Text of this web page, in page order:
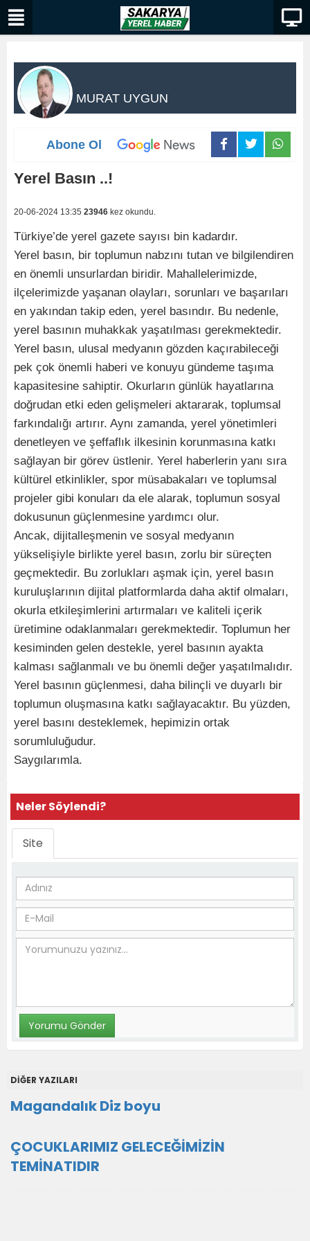
MURAT UYGUN
Abone Ol
Yerel Basın ..!
20-06-2024 13:35 23946 kez okundu.
Türkiye’de yerel gazete sayısı bin kadardır.
Yerel basın, bir toplumun nabzını tutan ve bilgilendiren
en önemli unsurlardan biridir. Mahallelerimizde,
ilçelerimizde yaşanan olayları, sorunları ve başarıları
en yakından takip eden, yerel basındır. Bu nedenle,
yerel basının muhakkak yaşatılması gerekmektedir.
Yerel basın, ulusal medyanın gözden kaçırabileceği
pek çok önemli haberi ve konuyu gündeme taşıma
kapasitesine sahiptir. Okurların günlük hayatlarına
doğrudan etki eden gelişmeleri aktararak, toplumsal
farkındalığı artırır. Aynı zamanda, yerel yönetimleri
denetleyen ve şeffaflık ilkesinin korunmasına katkı
sağlayan bir görev üstlenir. Yerel haberlerin yanı sıra
kültürel etkinlikler, spor müsabakaları ve toplumsal
projeler gibi konuları da ele alarak, toplumun sosyal
dokusunun güçlenmesine yardımcı olur.
Ancak, dijitalleşmenin ve sosyal medyanın
yükselişiyle birlikte yerel basın, zorlu bir süreçten
geçmektedir. Bu zorlukları aşmak için, yerel basın
kuruluşlarının dijital platformlarda daha aktif olmaları,
okurla etkileşimlerini artırmaları ve kaliteli içerik
üretimine odaklanmaları gerekmektedir. Toplumun her
kesiminden gelen destekle, yerel basının ayakta
kalması sağlanmalı ve bu önemli değer yaşatılmalıdır.
Yerel basının güçlenmesi, daha bilinçli ve duyarlı bir
toplumun oluşmasına katkı sağlayacaktır. Bu yüzden,
yerel basını desteklemek, hepimizin ortak
sorumluluğudur.
Saygılarımla.
Neler Söylendi?
Site
DİĞER YAZILARI
Magandalık Diz boyu
ÇOCUKLARIMIZ GELECEĞİMİZİN
TEMİNATIDIR